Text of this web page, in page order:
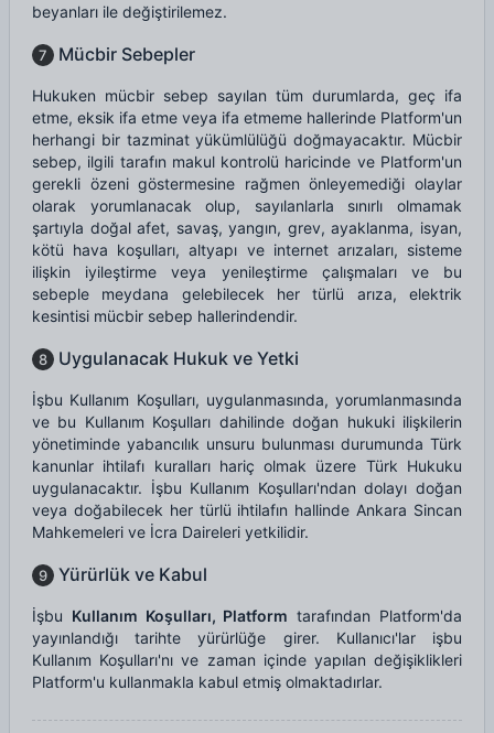
beyanları ile değiştirilemez.
7 Mücbir Sebepler
Hukuken mücbir sebep sayılan tüm durumlarda, geç ifa
etme, eksik ifa etme veya ifa etmeme hallerinde Platform'un
herhangi bir tazminat yükümlülüğü doğmayacaktır. Mücbir
sebep, ilgili tarafın makul kontrolü haricinde ve Platform'un
gerekli özeni göstermesine rağmen önleyemediği olaylar
olarak yorumlanacak olup, sayılanlarla sınırlı olmamak
şartıyla doğal afet, savaş, yangın, grev, ayaklanma, isyan,
kötü hava koşulları, altyapı ve internet arızaları, sisteme
ilişkin iyileştirme veya yenileştirme çalışmaları ve bu
sebeple meydana gelebilecek her türlü arıza, elektrik
kesintisi mücbir sebep hallerindendir.
8 Uygulanacak Hukuk ve Yetki
İşbu Kullanım Koşulları, uygulanmasında, yorumlanmasında
ve bu Kullanım Koşulları dahilinde doğan hukuki ilişkilerin
yönetiminde yabancılık unsuru bulunması durumunda Türk
kanunlar ihtilafı kuralları hariç olmak üzere Türk Hukuku
uygulanacaktır. İşbu Kullanım Koşulları'ndan dolayı doğan
veya doğabilecek her türlü ihtilafın hallinde Ankara Sincan
Mahkemeleri ve İcra Daireleri yetkilidir.
9 Yürürlük ve Kabul
İşbu Kullanım Koşulları, Platform tarafından Platform'da
yayınlandığı tarihte yürürlüğe girer. Kullanıcı'lar işbu
Kullanım Koşulları'nı ve zaman içinde yapılan değişiklikleri
Platform'u kullanmakla kabul etmiş olmaktadırlar.